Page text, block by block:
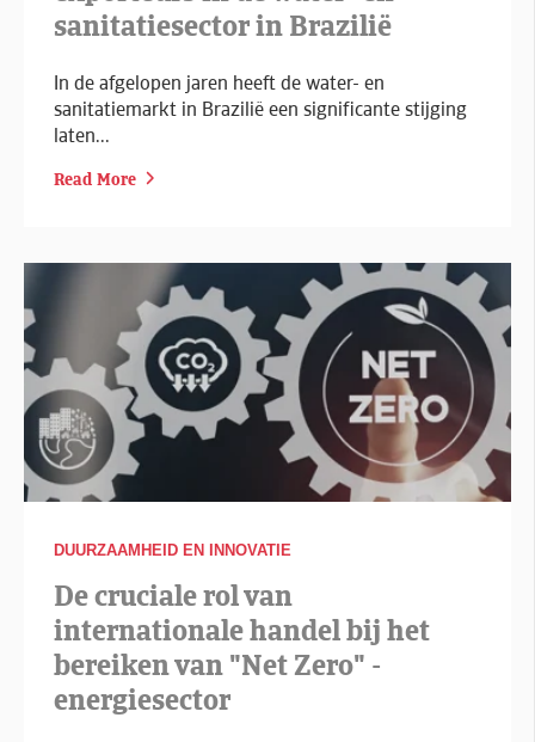
sanitatiesector in Brazilië
In de afgelopen jaren heeft de water- en
sanitatiemarkt in Brazilië een significante stijging
laten...
Read More
DUURZAAMHEID EN INNOVATIE
De cruciale rol van
internationale handel bij het
bereiken van "Net Zero" -
energiesector